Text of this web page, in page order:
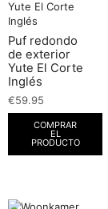
Puf redondo
de exterior
Yute El Corte
Inglés
€59.95
COMPRAR
EL
PRODUCTO